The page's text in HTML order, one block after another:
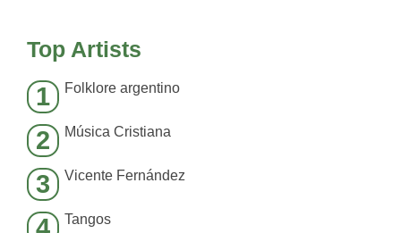
Top Artists
1 Folklore argentino
2 Música Cristiana
3 Vicente Fernández
Tangos